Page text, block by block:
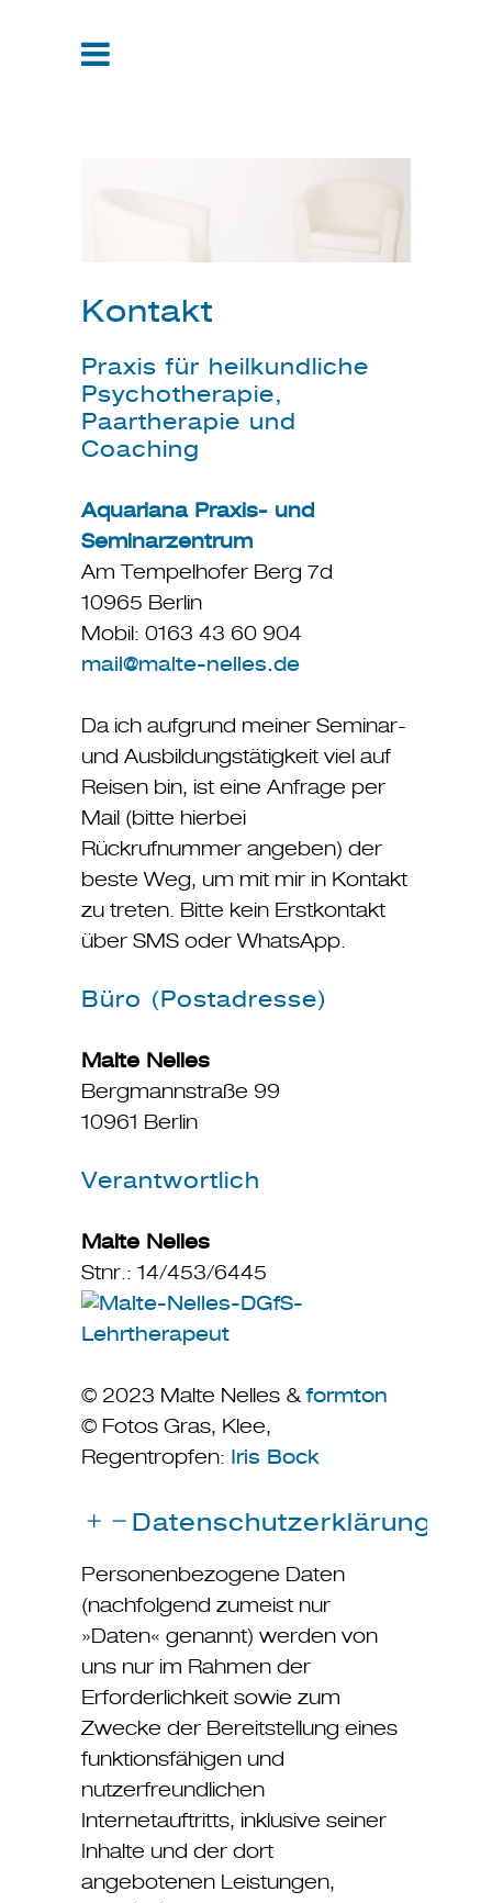
Kontakt
Praxis für heilkundliche
Psychotherapie,
Paartherapie und
Coaching
Aquariana Praxis- und
Seminarzentrum
Am Tempelhofer Berg 7d
10965 Berlin
Mobil: 0163 43 60 904
mail@malte-nelles.de
Da ich aufgrund meiner Seminar-
und Ausbildungstätigkeit viel auf
Reisen bin, ist eine Anfrage per
Mail (bitte hierbei
Rückrufnummer angeben) der
beste Weg, um mit mir in Kontakt
zu treten. Bitte kein Erstkontakt
über SMS oder WhatsApp.
Büro (Postadresse)
Malte Nelles
Bergmannstraße 99
10961 Berlin
Verantwortlich
Malte Nelles
Stnr.: 14/453/6445
© 2023 Malte Nelles &formton
© Fotos Gras, Klee,
Regentropfen: Iris Bock
Datenschutzerklärung
Personenbezogene Daten
(nachfolgend zumeist nur
»Daten« genannt) werden von
uns nur im Rahmen der
Erforderlichkeit sowie zum
Zwecke der Bereitstellung eines
funktionsfähigen und
nutzerfreundlichen
Internetauftritts, inklusive seiner
Inhalte und der dort
angebotenen Leistungen,